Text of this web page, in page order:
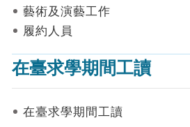
表
上
申
請
藝術及演藝工作
履約人員
在臺求學期間工讀
在臺求學期間工讀